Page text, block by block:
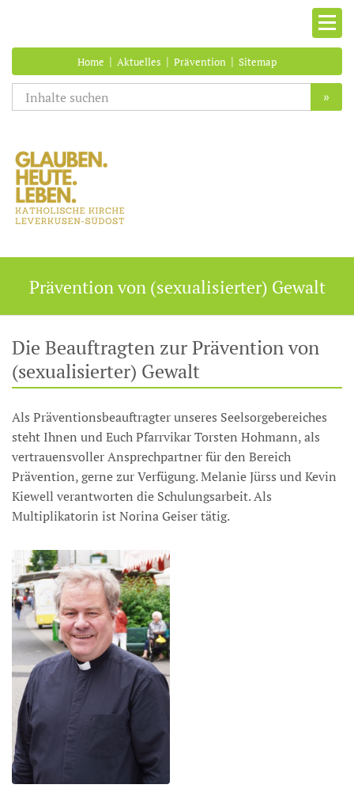
Home | Aktuelles | Prävention | Sitemap
»
Prävention von (sexualisierter) Gewalt
Die Beauftragten zur Prävention von
(sexualisierter) Gewalt
Als Präventionsbeauftragter unseres Seelsorgebereiches
steht Ihnen und Euch Pfarrvikar Torsten Hohmann, als
vertrauensvoller Ansprechpartner für den Bereich
Prävention, gerne zur Verfügung. Melanie Jürss und Kevin
Kiewell verantworten die Schulungsarbeit. Als
Multiplikatorin ist Norina Geiser tätig.